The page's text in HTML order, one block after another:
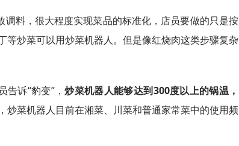
调料，很大程度实现菜品的标准化，店员要做的只是按
等炒菜可以用炒菜机器人。但是像红烧肉这类步骤复杂
告诉“豹变”，炒菜机器人能够达到300度以上的锅温，
炒菜机器人目前在湘菜、川菜和普通家常菜中的使用频